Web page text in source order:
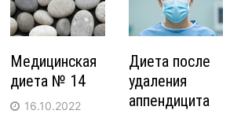
Медицинская
диета № 14
16.10.2022
Диета после
удаления
аппендицита